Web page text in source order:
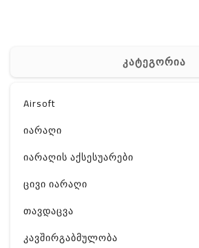
კატეგორია
Airsoft
იარაღი
იარაღის აქსესუარები
ცივი იარაღი
თავდაცვა
კავშირგაბმულობა